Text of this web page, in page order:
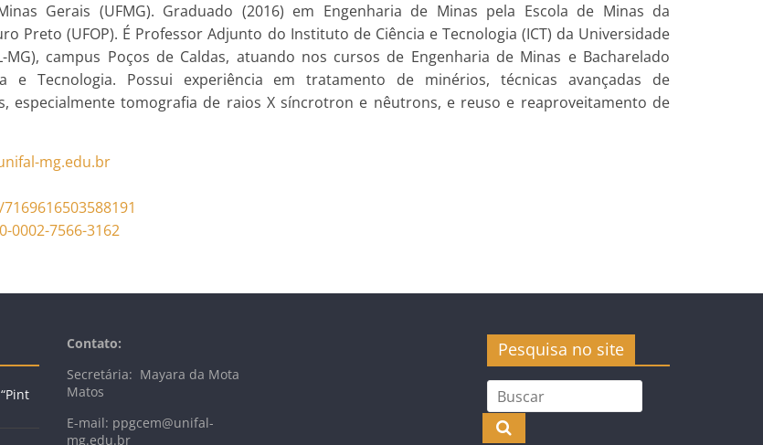
Gerais (UFMG). Graduado (2016) em Engenharia de Minas pela Escola de Minas da
Preto (UFOP). É Professor Adjunto do Instituto de Ciência e Tecnologia (ICT) da Universidade
MG), campus Poços de Caldas, atuando nos cursos de Engenharia de Minas e Bacharelado
e Tecnologia. Possui experiência em tratamento de minérios, técnicas avançadas de
especialmente tomografia de raios X síncrotron e nêutrons, e reuso e reaproveitamento de
mg.edu.br
7169616503588191
0002-7566-3162
Contato:
Secretária: Mayara da Mota
Matos
E-mail: ppgcem@unifal-
mg.edu.br
Pesquisa no site